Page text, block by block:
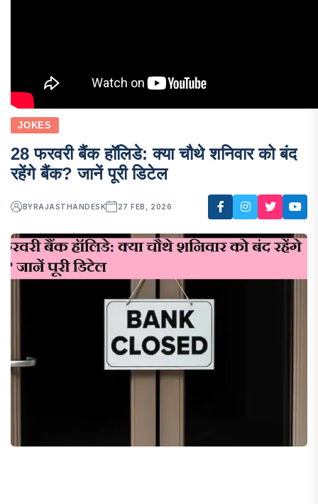
JOKES
28 फरवरी बैंक हॉलिडे: क्या चौथे शनिवार को बंद
रहेंगे बैंक? जानें पूरी डिटेल
BY RAJASTHANDESK 27 FEB, 2026